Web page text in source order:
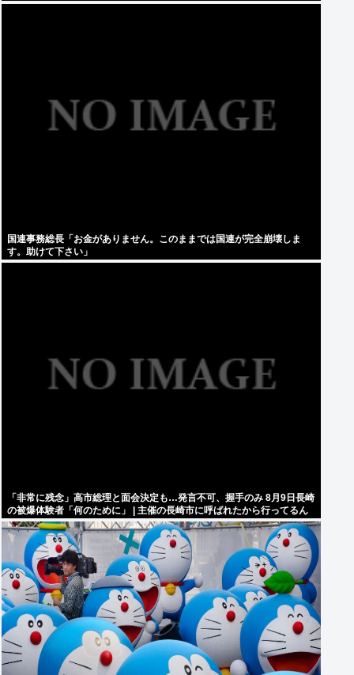
国連事務総長「お金がありません。このままでは国連が完全崩壊しま
す。助けて下さい」
「非常に残念」高市総理と面会決定も…発言不可、握手のみ 8月9日長崎
の被爆体験者「何のために」 | 主催の長崎市に呼ばれたから行ってるん
だろうに